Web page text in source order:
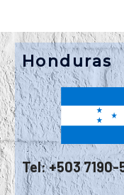
Honduras
Tel: +503 7190-